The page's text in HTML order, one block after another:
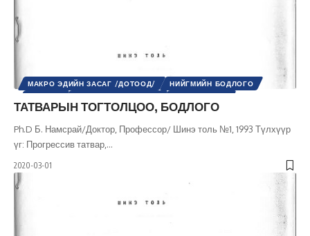
МАКРО ЭДИЙН ЗАСАГ /ДОТООД/
НИЙГМИЙН БОДЛОГО
ТАТВАРЫН ТОГТОЛЦОО, БОДЛОГО
Ph.D Б. Намсрай/Доктор, Профессор/ Шинэ толь №1, 1993 Түлхүүр
үг: Прогрессив татвар, …
2020-03-01